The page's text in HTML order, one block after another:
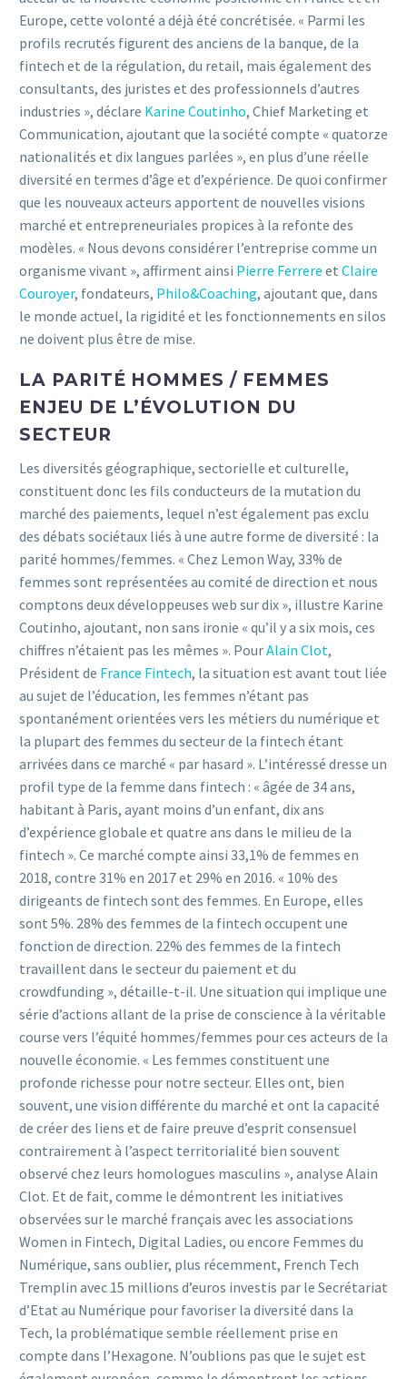
Europe, cette volonté a déjà été concrétisée. « Parmi les
profils recrutés figurent des anciens de la banque, de la
fintech et de la régulation, du retail, mais également des
consultants, des juristes et des professionnels d’autres
industries », déclare Karine Coutinho, Chief Marketing et
Communication, ajoutant que la société compte « quatorze
nationalités et dix langues parlées », en plus d’une réelle
diversité en termes d’âge et d’expérience. De quoi confirmer
que les nouveaux acteurs apportent de nouvelles visions
marché et entrepreneuriales propices à la refonte des
modèles. « Nous devons considérer l’entreprise comme un
organisme vivant », affirment ainsi Pierre Ferrere et Claire
Couroyer, fondateurs, Philo&Coaching, ajoutant que, dans
le monde actuel, la rigidité et les fonctionnements en silos
ne doivent plus être de mise.
LA PARITÉ HOMMES / FEMMES
ENJEU DE L’ÉVOLUTION DU
SECTEUR
Les diversités géographique, sectorielle et culturelle,
constituent donc les fils conducteurs de la mutation du
marché des paiements, lequel n’est également pas exclu
des débats sociétaux liés à une autre forme de diversité : la
parité hommes/femmes. « Chez Lemon Way, 33% de
femmes sont représentées au comité de direction et nous
comptons deux développeuses web sur dix », illustre Karine
Coutinho, ajoutant, non sans ironie « qu’il y a six mois, ces
chiffres n’étaient pas les mêmes ». PourAlain Clot,
Président de France Fintech, la situation est avant tout liée
au sujet de l’éducation, les femmes n’étant pas
spontanément orientées vers les métiers du numérique et
la plupart des femmes du secteur de la fintech étant
arrivées dans ce marché « par hasard ». L’intéressé dresse un
profil type de la femme dans fintech : « âgée de 34 ans,
habitant à Paris, ayant moins d’un enfant, dix ans
d’expérience globale et quatre ans dans le milieu de la
fintech ». Ce marché compte ainsi 33,1% de femmes en
2018, contre 31% en 2017 et 29% en 2016. « 10% des
dirigeants de fintech sont des femmes. En Europe, elles
sont 5%. 28% des femmes de la fintech occupent une
fonction de direction. 22% des femmes de la fintech
travaillent dans le secteur du paiement et du
crowdfunding », détaille-t-il. Une situation qui implique une
série d’actions allant de la prise de conscience à la véritable
course vers l’équité hommes/femmes pour ces acteurs de la
nouvelle économie. « Les femmes constituent une
profonde richesse pour notre secteur. Elles ont, bien
souvent, une vision différente du marché et ont la capacité
de créer des liens et de faire preuve d’esprit consensuel
contrairement à l’aspect territorialité bien souvent
observé chez leurs homologues masculins », analyse Alain
Clot. Et de fait, comme le démontrent les initiatives
observées sur le marché français avec les associations
Women in Fintech, Digital Ladies, ou encore Femmes du
Numérique, sans oublier, plus récemment, French Tech
Tremplin avec 15 millions d’euros investis par le Secrétariat
d’Etat au Numérique pour favoriser la diversité dans la
Tech, la problématique semble réellement prise en
compte dans l’Hexagone. N’oublions pas que le sujet est